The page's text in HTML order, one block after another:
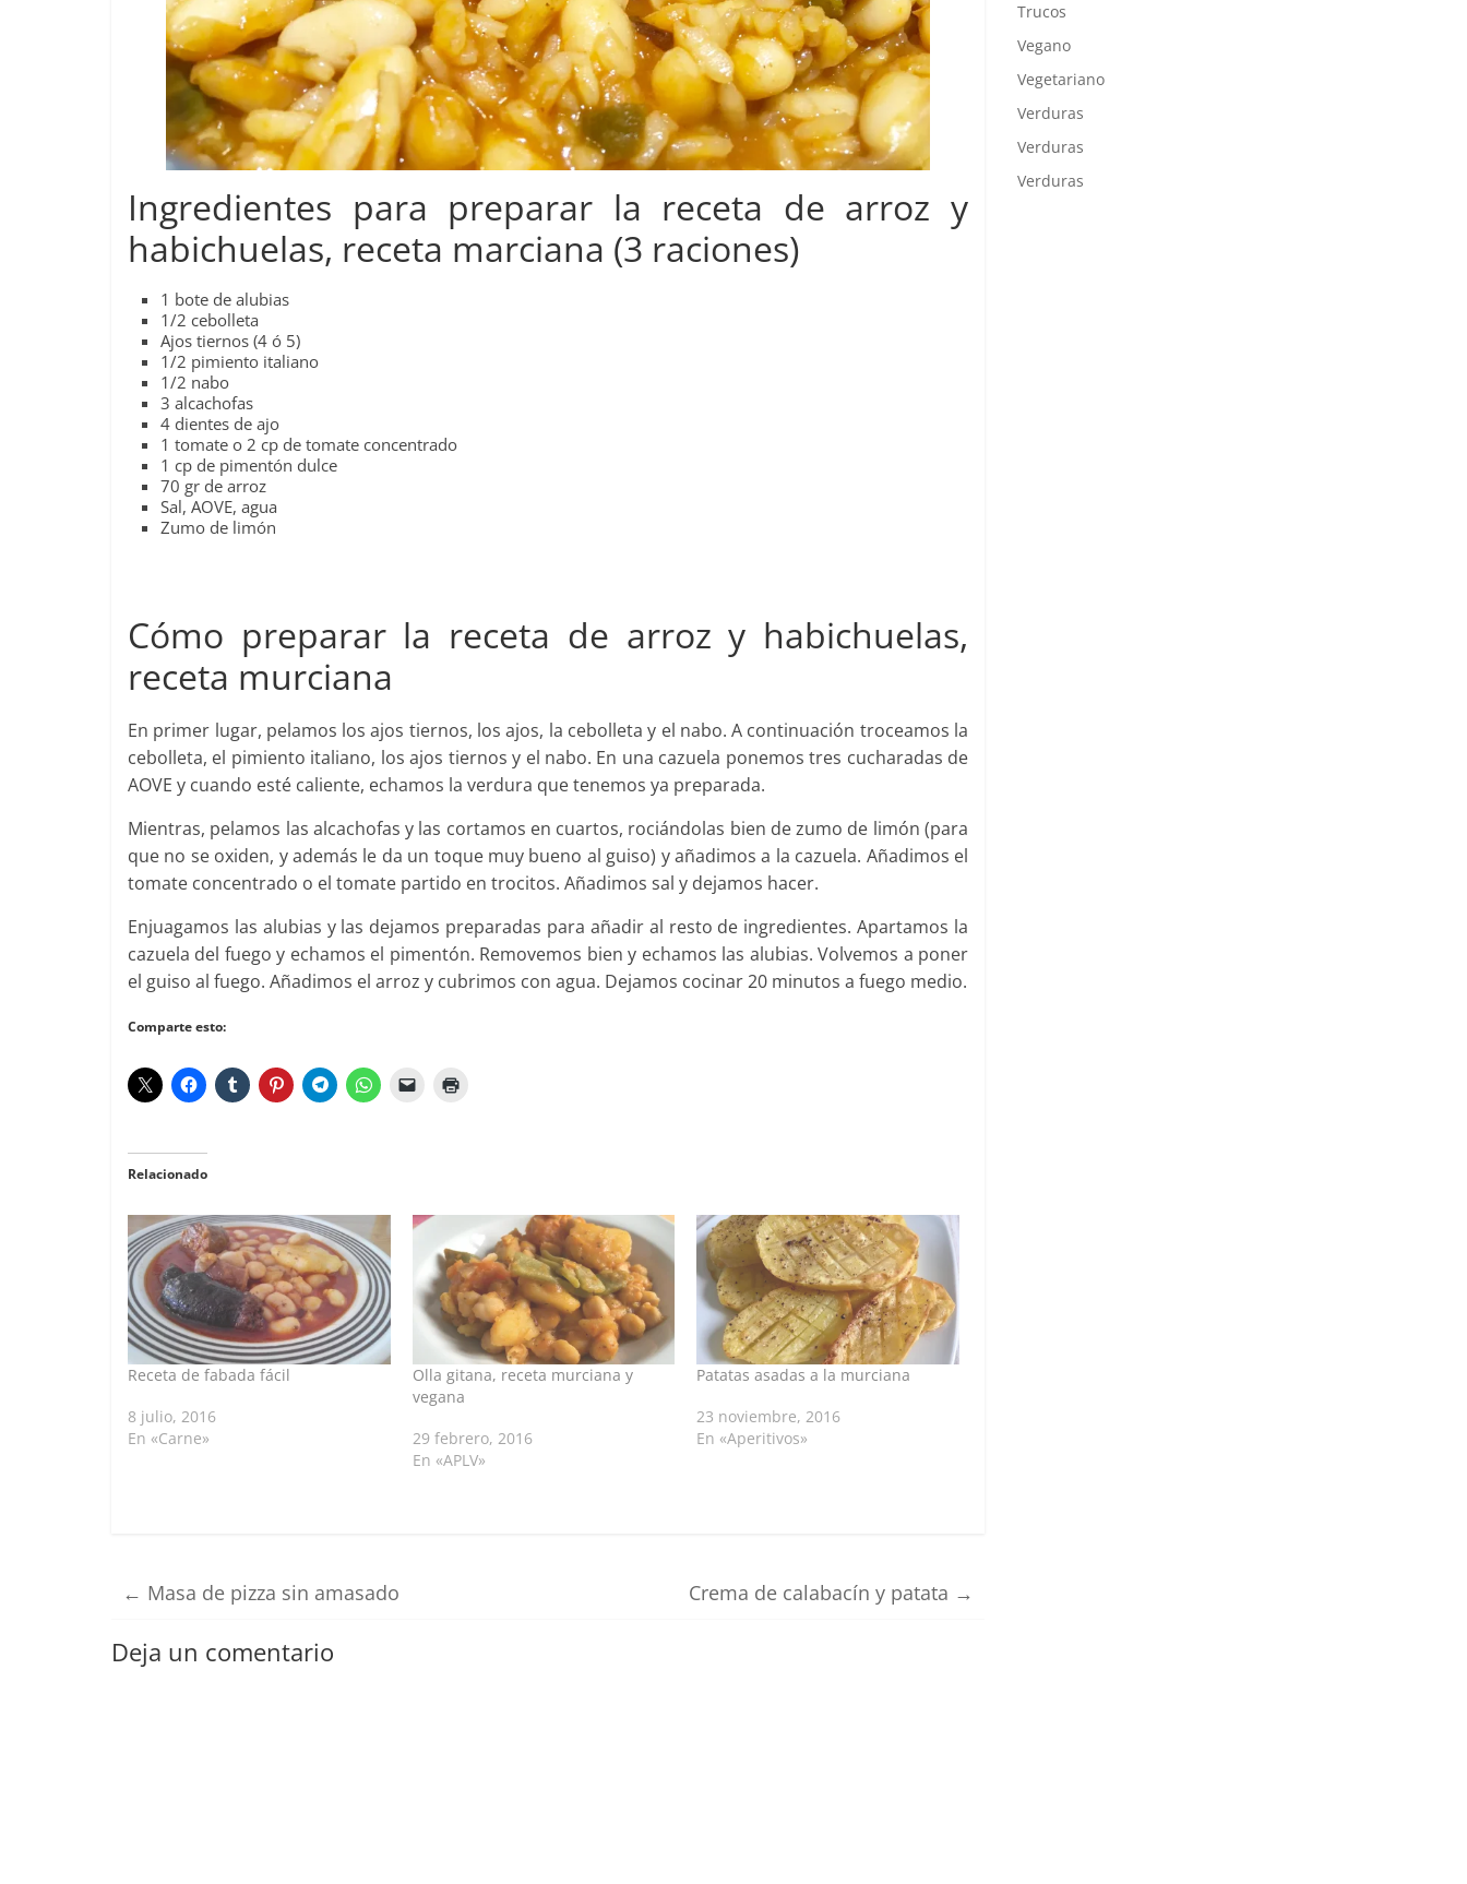
Ingredientes para preparar la receta de arroz y
habichuelas, receta marciana (3 raciones)
1 bote de alubias
1/2 cebolleta
Ajos tiernos (4 ó 5)
1/2 pimiento italiano
1/2 nabo
3 alcachofas
4 dientes de ajo
1 tomate o 2 cp de tomate concentrado
1 cp de pimentón dulce
70 gr de arroz
Sal, AOVE, agua
Zumo de limón
Cómo preparar la receta de arroz y habichuelas,
receta murciana
En primer lugar, pelamos los ajos tiernos, los ajos, la cebolleta y el nabo. A continuación troceamos la
cebolleta, el pimiento italiano, los ajos tiernos y el nabo. En una cazuela ponemos tres cucharadas de
AOVE y cuando esté caliente, echamos la verdura que tenemos ya preparada.
Mientras, pelamos las alcachofas y las cortamos en cuartos, rociándolas bien de zumo de limón (para
que no se oxiden, y además le da un toque muy bueno al guiso) y añadimos a la cazuela. Añadimos el
tomate concentrado o el tomate partido en trocitos. Añadimos sal y dejamos hacer.
Enjuagamos las alubias y las dejamos preparadas para añadir al resto de ingredientes. Apartamos la
cazuela del fuego y echamos el pimentón. Removemos bien y echamos las alubias. Volvemos a poner
el guiso al fuego. Añadimos el arroz y cubrimos con agua. Dejamos cocinar 20 minutos a fuego medio.
Comparte esto:
Relacionado
Receta de fabada fácil
8 julio, 2016
En «Carne»
Olla gitana, receta murciana y
vegana
29 febrero, 2016
En «APLV»
Patatas asadas a la murciana
23 noviembre, 2016
En «Aperitivos»
← Masa de pizza sin amasado Crema de calabacín y patata →
Deja un comentario
Trucos
Vegano
Vegetariano
Verduras
Verduras
Verduras